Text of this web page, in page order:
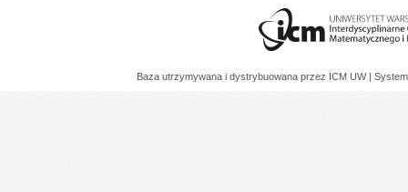
Baza utrzymywana i dystrybuowana przez ICM UW |